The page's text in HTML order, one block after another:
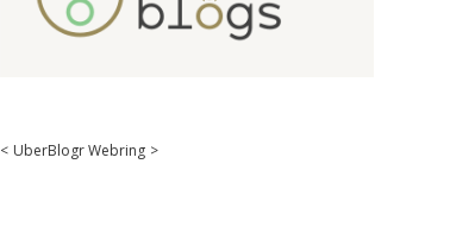
< UberBlogr Webring >